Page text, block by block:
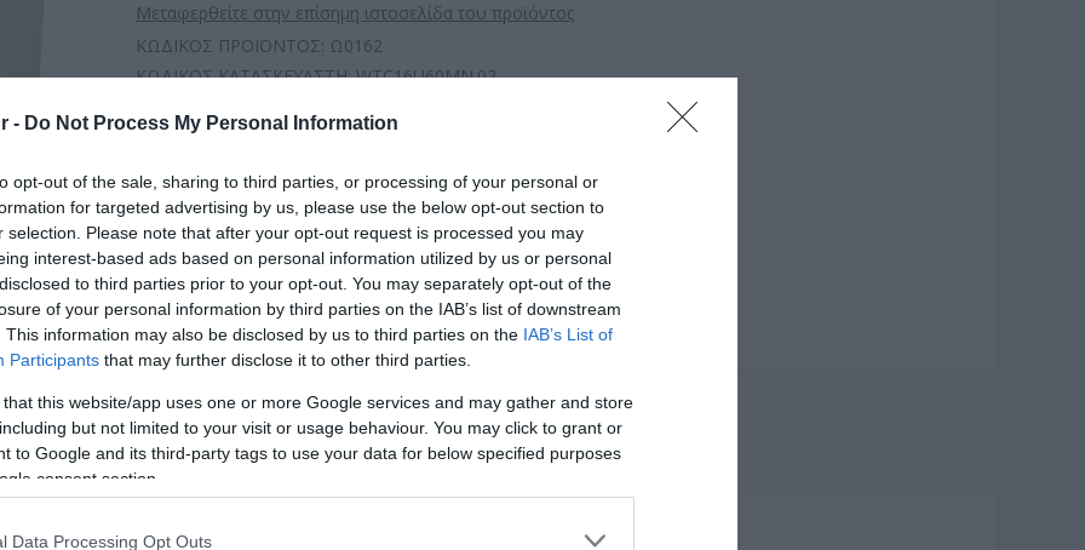
- Do Not Process My Personal Information
opt-out of the sale, sharing to third parties, or processing of your personal or
for targeted advertising by us, please use the below opt-out section to
selection. Please note that after your opt-out request is processed you may
interest-based ads based on personal information utilized by us or personal
to third parties prior to your opt-out. You may separately opt-out of the
of your personal information by third parties on the IAB’s list of downstream
This information may also be disclosed by us to third parties on the IAB’s List of
Participants that may further disclose it to other third parties.
that this website/app uses one or more Google services and may gather and store
but not limited to your visit or usage behaviour. You may click to grant or
to Google and its third-party tags to use your data for below specified purposes
consent section.
Data Processing Opt Outs
Μεταφερθείτε στην επίσημη ιστοσελίδα του προϊόντος
ΚΩΔΙΚΟΣ ΠΡΟΪΟΝΤΟΣ: Ω0162
ΚΩΔΙΚΟΣ ΚΑΤΑΣΚΕΥΑΣΤΗ: WTC16U60MN.02